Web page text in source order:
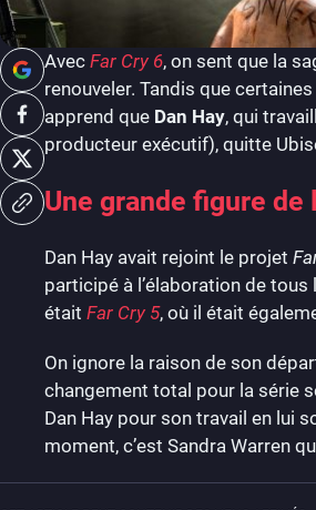
Avec Far Cry 6, on sent que la
renouveler. Tandis que
apprend que Dan Hay, qui
producteur exécutif), quitte
Une grande figure de
Dan Hay avait rejoint le projet
participé à l’élaboration de
était Far Cry 5, où il était
On ignore la raison de son
changement total pour la série
Dan Hay pour son travail en lui
moment, c’est Sandra Warren